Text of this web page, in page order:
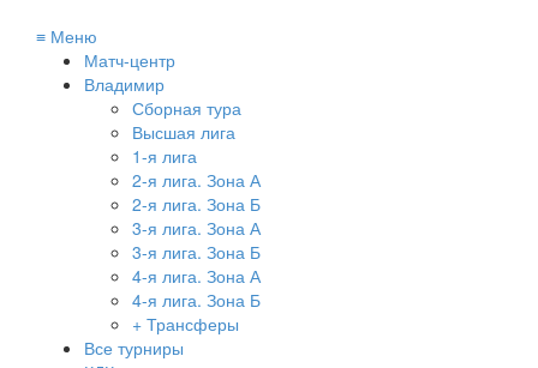
≡ Меню
Матч-центр
Владимир
Сборная тура
Высшая лига
1-я лига
2-я лига. Зона А
2-я лига. Зона Б
3-я лига. Зона А
3-я лига. Зона Б
4-я лига. Зона А
4-я лига. Зона Б
+ Трансферы
Все турниры